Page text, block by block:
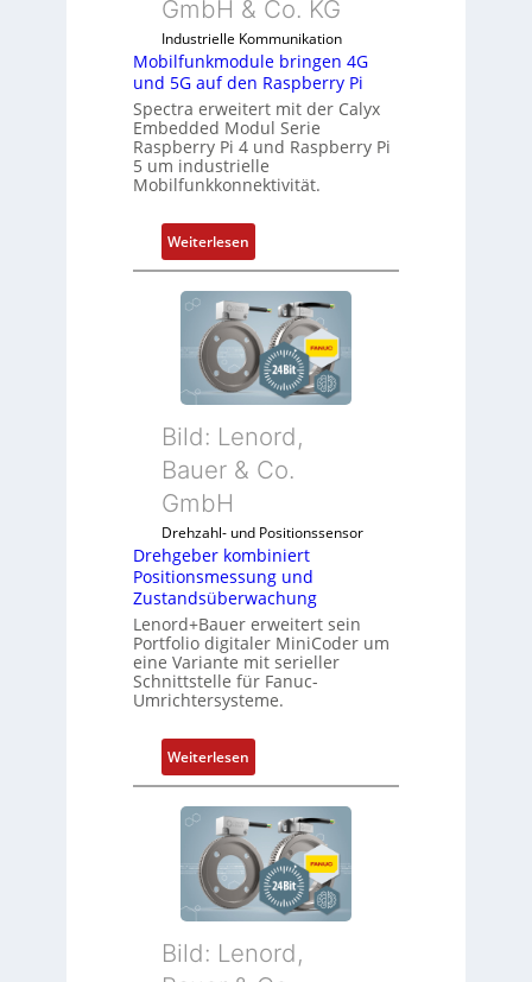
l
m
m
b
r
n
e
n
d
u
s
t
r
e
-
C
l
ä
s
s
t
s
c
h
e
x
i
b
e
l
f
r
d
i
e
A
n
w
e
d
GmbH & Co. KG
Industrielle Kommunikation
Mobilfunkmodule bringen 4G
und 5G auf den Raspberry Pi
Spectra erweitert mit der Calyx
Embedded Modul Serie
Raspberry Pi 4 und Raspberry Pi
5 um industrielle
Mobilfunkkonnektivität.
Weiterlesen:
M
o
b
i
f
n
d
u
l
b
r
i
g
e
n
G
u
n
G
Bild: Lenord,
Bauer & Co.
GmbH
Drehzahl- und Positionssensor
Drehgeber kombiniert
Positionsmessung und
Zustandsüberwachung
Lenord+Bauer erweitert sein
Portfolio digitaler MiniCoder um
eine Variante mit serieller
Schnittstelle für Fanuc-
Umrichtersysteme.
Weiterlesen:
D
r
e
h
g
e
e
Bild: Lenord,